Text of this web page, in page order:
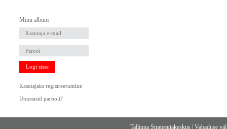
Minu album
Logi sisse
Kasutajaks registreerumine
Unustasid parooli?
Tallinna Strateegiakeskus |Vabaduse